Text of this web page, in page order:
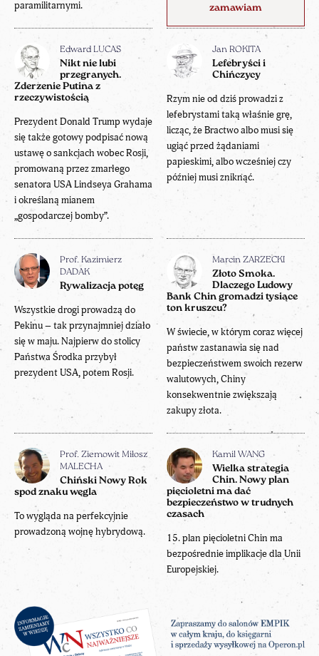
zamawiam
paramilitarnymi.
Edward LUCAS
Nikt nie lubi
przegranych.
Zderzenie Putina z
rzeczywistością
Prezydent Donald Trump wydaje
się także gotowy podpisać nową
ustawę o sankcjach wobec Rosji,
promowaną przez zmarłego
senatora USA Lindseya Grahama
i określaną mianem
„gospodarczej bomby”.
Jan ROKITA
Lefebryści i
Chińczycy
Rzym nie od dziś prowadzi z
lefebrystami taką właśnie grę,
licząc, że Bractwo albo musi się
ugiąć przed żądaniami
papieskimi, albo wcześniej czy
później musi zniknąć.
Prof. Kazimierz
DADAK
Rywalizacja potęg
Wszystkie drogi prowadzą do
Pekinu – tak przynajmniej działo
się w maju. Najpierw do stolicy
Państwa Środka przybył
prezydent USA, potem Rosji.
Marcin ZARZECKI
Złoto Smoka.
Dlaczego Ludowy
Bank Chin gromadzi tysiące
ton kruszcu?
W świecie, w którym coraz więcej
państw zastanawia się nad
bezpieczeństwem swoich rezerw
walutowych, Chiny
konsekwentnie zwiększają
zakupy złota.
Prof. Ziemowit Miłosz
MALECHA
Chiński Nowy Rok
spod znaku węgla
To wygląda na perfekcyjnie
prowadzoną wojnę hybrydową.
Kamil WANG
Wielka strategia
Chin. Nowy plan
pięcioletni ma dać
bezpieczeństwo w trudnych
czasach
15. plan pięcioletni Chin ma
bezpośrednie implikacje dla Unii
Europejskiej.